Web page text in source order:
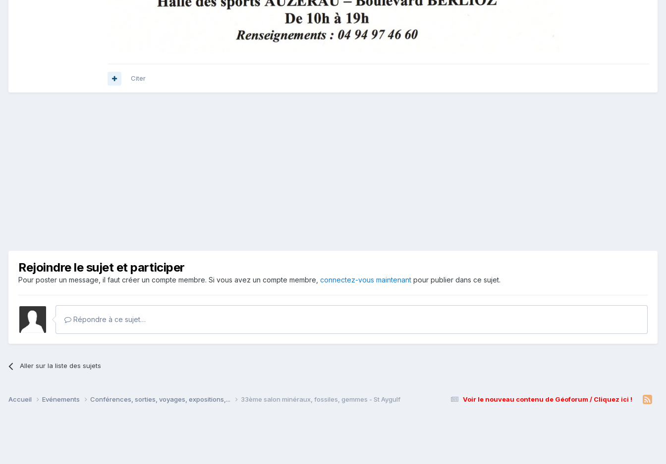
Citer
Rejoindre le sujet et participer
Pour poster un message, il faut créer un compte membre. Si vous avez un compte membre, connectez-vous maintenant pour publier dans ce sujet.
Répondre à ce sujet…
Aller sur la liste des sujets
Voir le nouveau contenu de Géoforum / Cliquez ici !
Accueil Evénements Conférences, sorties, voyages, expositions,... 33ème salon minéraux, fossiles, gemmes - St Aygulf